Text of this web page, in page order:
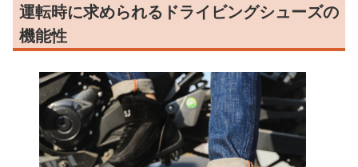
運転時に求められるドライビングシューズの
機能性